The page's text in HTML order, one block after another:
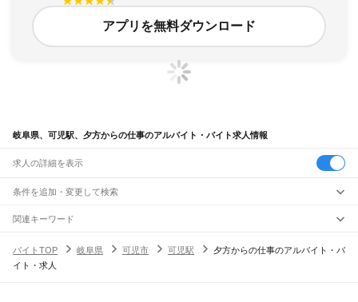
アプリを無料ダウンロード
岐阜県、可児駅、夕方からの仕事のアルバイト・バイト求人情報
求人の詳細を表示
条件を追加・変更して検索
市区町村を追加・変更
岐阜県すべて
岐阜市
駅を追加・変更
職種を追加・変更
関連キーワード
バイトTOP
岐阜県 可児市 可児駅
夕方からの仕事のアルバイト・バ
イト・求人